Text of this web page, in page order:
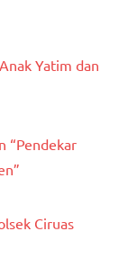
Yatim dan
“Pendekar
Ciruas